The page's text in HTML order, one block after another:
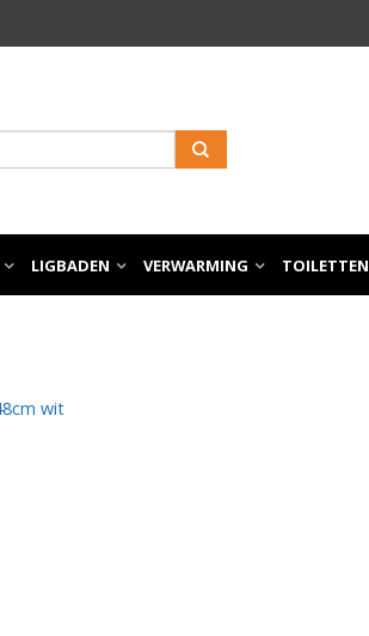
LIGBADEN VERWARMING TOILETTEN
wit